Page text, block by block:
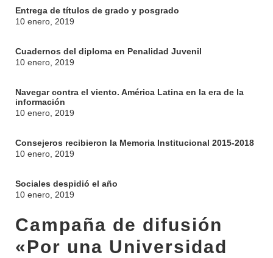
Entrega de títulos de grado y posgrado
10 enero, 2019
Cuadernos del diploma en Penalidad Juvenil
10 enero, 2019
Navegar contra el viento. América Latina en la era de la
información
10 enero, 2019
Consejeros recibieron la Memoria Institucional 2015-2018
10 enero, 2019
Sociales despidió el año
10 enero, 2019
Campaña de difusión
«Por una Universidad